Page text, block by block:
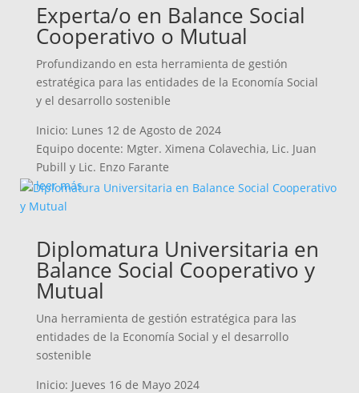
Experta/o en Balance Social
Cooperativo o Mutual
Profundizando en esta herramienta de gestión
estratégica para las entidades de la Economía Social
y el desarrollo sostenible
Inicio: Lunes 12 de Agosto de 2024
Equipo docente: Mgter. Ximena Colavechia, Lic. Juan
Pubill y Lic. Enzo Farante
leer más
Diplomatura Universitaria en
Balance Social Cooperativo y
Mutual
Una herramienta de gestión estratégica para las
entidades de la Economía Social y el desarrollo
sostenible
Inicio: Jueves 16 de Mayo 2024